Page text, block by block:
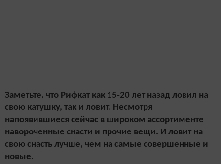
Заметьте, что Рифкат как 15-20 лет назад ловил на
свою катушку, так и ловит. Несмотря
напоявившиеся сейчас в широком ассортименте
навороченные снасти и прочие вещи. И ловит на
свою снасть лучше, чем на самые совершенные и
новые.